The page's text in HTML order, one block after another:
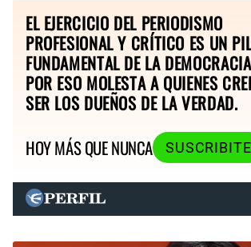
EL EJERCICIO DEL PERIODISMO
PROFESIONAL Y CRÍTICO ES UN
FUNDAMENTAL DE LA
POR ESO MOLESTA A QUIENES
SER LOS DUEÑOS DE LA VERDAD.
HOY MÁS QUE NUNCA
SUSCRIBITE